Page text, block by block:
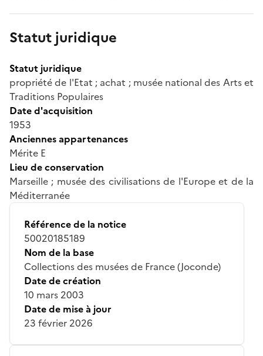
Statut juridique
Statut juridique
propriété de l'Etat ; achat ; musée national des Arts et
Traditions Populaires
Date d'acquisition
1953
Anciennes appartenances
Mérite E
Lieu de conservation
Marseille ; musée des civilisations de l'Europe et de la
Méditerranée
Référence de la notice
50020185189
Nom de la base
Collections des musées de France (Joconde)
Date de création
10 mars 2003
Date de mise à jour
23 février 2026